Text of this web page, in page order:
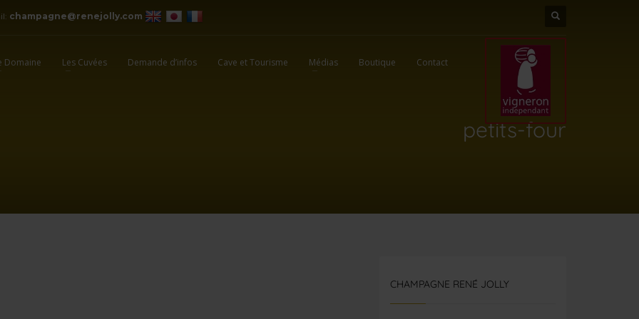
champagne@renejolly.com
Domaine Les Cuvées Demande d’infos Cave et Tourisme Médias Boutique Contact
petits-four
CHAMPAGNE RENÉ JOLLY